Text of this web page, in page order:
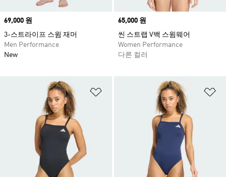
Price
69,000 원
3-스트라이프 스윔 재머
Men Performance
New
Price
65,000 원
씬 스트랩 V백 스윔웨어
Women Performance
다른 컬러
위시리스트 담기